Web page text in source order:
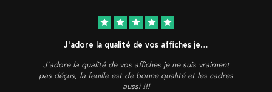
star star star star star
J'adore la qualité de vos affiches je…
J'adore la qualité de vos affiches je ne suis vraiment
pas déçus, la feuille est de bonne qualité et les cadres
aussi !!!